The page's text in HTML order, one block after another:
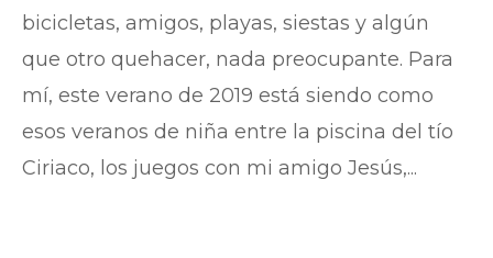
bicicletas, amigos, playas, siestas y algún
que otro quehacer, nada preocupante. Para
mí, este verano de 2019 está siendo como
esos veranos de niña entre la piscina del tío
Ciriaco, los juegos con mi amigo Jesús,...